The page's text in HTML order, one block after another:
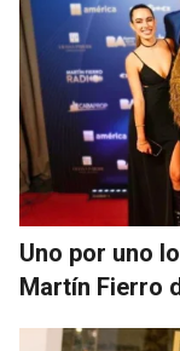
Uno por uno
Martín Fierro